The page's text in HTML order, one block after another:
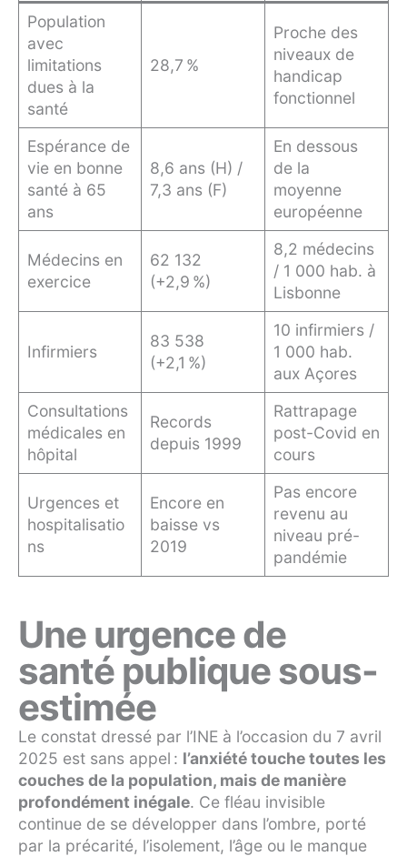
Population
avec
limitations
dues à la
santé
28,7 %
Proche des
niveaux de
handicap
fonctionnel
Espérance de
vie en bonne
santé à 65
ans
8,6 ans (H) /
7,3 ans (F)
En dessous
de la
moyenne
européenne
Médecins en
exercice
62 132
(+2,9 %)
8,2 médecins
/ 1 000 hab. à
Lisbonne
Infirmiers
83 538
(+2,1 %)
10 infirmiers /
1 000 hab.
aux Açores
Consultations
médicales en
hôpital
Records
depuis 1999
Rattrapage
post-Covid en
cours
Urgences et
hospitalisatio
ns
Encore en
baisse vs
2019
Pas encore
revenu au
niveau pré-
pandémie
Une urgence de
santé publique sous-
estimée
Le constat dressé par l’INE à l’occasion du 7 avril
2025 est sans appel : l’anxiété touche toutes les
couches de la population, mais de manière
profondément inégale. Ce fléau invisible
continue de se développer dans l’ombre, porté
par la précarité, l’isolement, l’âge ou le manque